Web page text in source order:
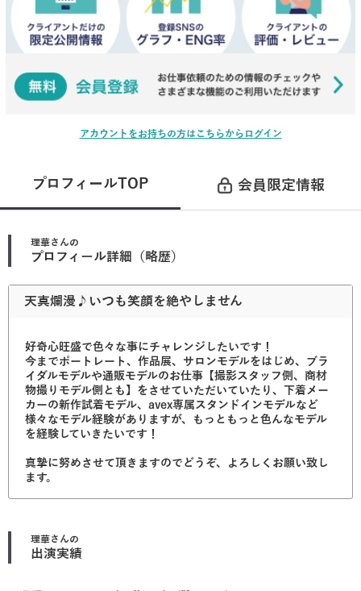
アカウントをお持ちの方はこちらからログイン
プロフィールTOP 会員限定情報
理華さんの
プロフィール詳細（略歴）
天真爛漫♪いつも笑顔を絶やしません
好奇心旺盛で色々な事にチャレンジしたいです！
今までポートレート、作品展、サロンモデルをはじめ、ブラ
イダルモデルや通販モデルのお仕事【撮影スタッフ側、商材
物撮りモデル側とも】をさせていただいていたり、下着メー
カーの新作試着モデル、avex専属スタンドインモデルなど
様々なモデル経験がありますが、もっともっと色んなモデル
を経験していきたいです！
真摯に努めさせて頂きますのでどうぞ、よろしくお願い致し
ます。
理華さんの
出演実績